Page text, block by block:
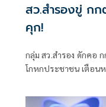
สว.สำรองขู่ กก
คุก!
กลุ่ม สว.สำรอง ดักคอ
โกหกประชาชน เตือน